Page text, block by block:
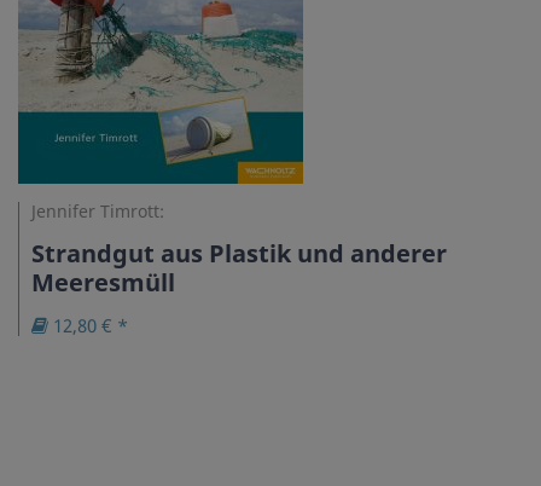
Jennifer Timrott:
Strandgut aus Plastik und anderer
Meeresmüll
12,80 € *